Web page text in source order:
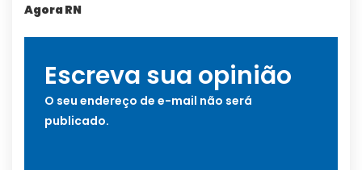
Agora RN
Escreva sua opinião
O seu endereço de e-mail não será
publicado.